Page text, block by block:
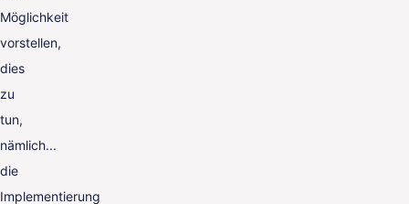
Möglichkeit
vorstellen,
dies
zu
tun,
nämlich...
die
Implementierung